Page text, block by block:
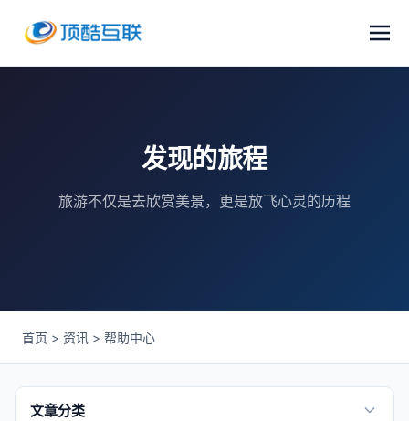
发现的旅程
旅游不仅是去欣赏美景，更是放飞心灵的历程
首页 > 资讯 > 帮助中心
文章分类